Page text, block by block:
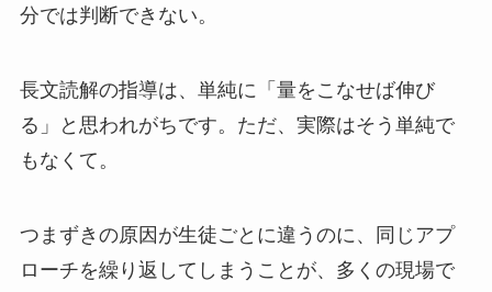
分では判断できない。
長文読解の指導は、単純に「量をこなせば伸び
る」と思われがちです。ただ、実際はそう単純で
もなくて。
つまずきの原因が生徒ごとに違うのに、同じアプ
ローチを繰り返してしまうことが、多くの現場で